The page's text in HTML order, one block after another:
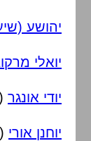
יהושע
יואלי
יודי אונגר
יוחנן אורי (23)